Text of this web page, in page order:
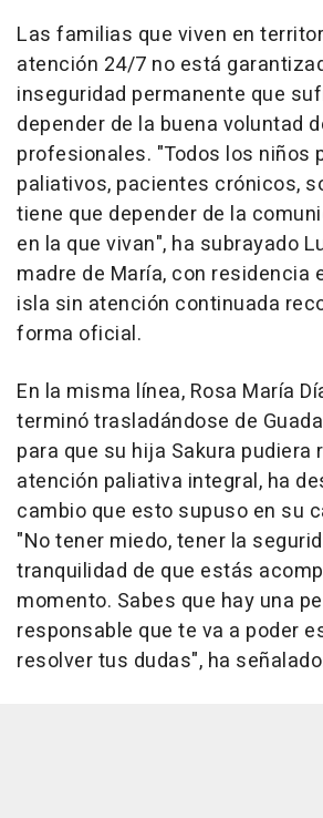
Las familias que viven en
atención 24/7 no está
inseguridad permanente que
depender de la buena voluntad
profesionales. "Todos los niños
paliativos, pacientes crónicos,
tiene que depender de la
en la que vivan", ha subrayado
madre de María, con residencia
isla sin atención continuada
forma oficial.
En la misma línea, Rosa María
terminó trasladándose de
para que su hija Sakura pudiera
atención paliativa integral, ha
cambio que esto supuso en su
"No tener miedo, tener la
tranquilidad de que estás
momento. Sabes que hay una
responsable que te va a poder
resolver tus dudas", ha